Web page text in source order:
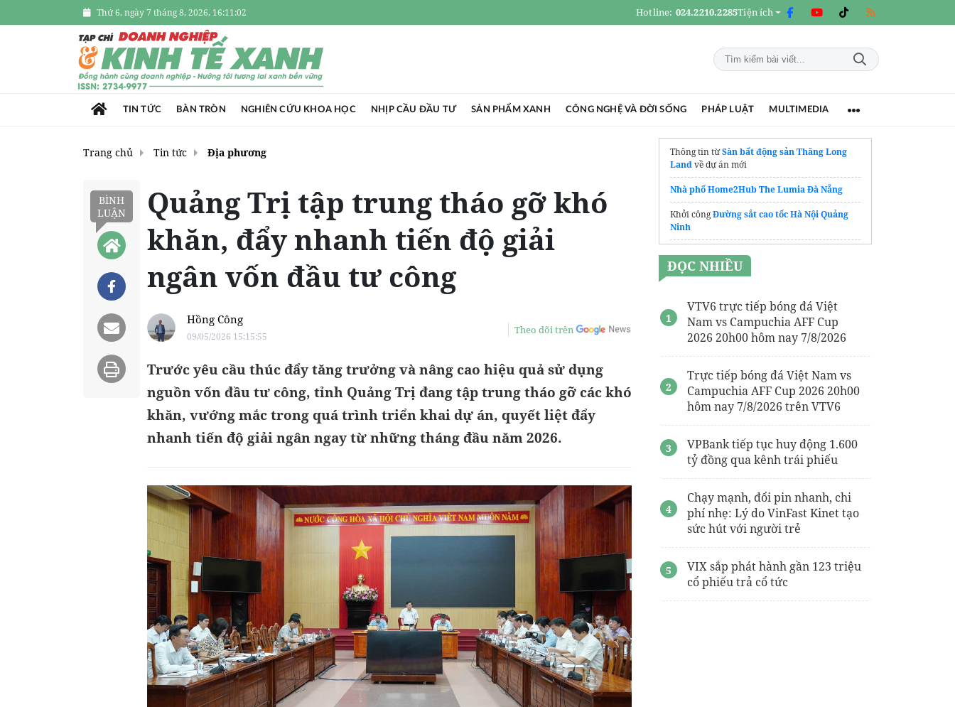
Thứ 6, ngày 7 tháng 8, 2026, 16:11:04 Hotline: 024.2210.2285Tiện ích
TIN TỨC BÀN TRÒN NGHIÊN CỨU KHOA HỌC NHỊP CẦU ĐẦU TƯ SẢN PHẨM XANH CÔNG NGHỆ VÀ ĐỜI SỐNG PHÁP LUẬT MULTIMEDIA
Trang chủ Tin tức Địa phương
BÌNH
LUẬN
Quảng Trị tập trung tháo gỡ khó
khăn, đẩy nhanh tiến độ giải
ngân vốn đầu tư công
Hồng Công
09/05/2026 15:15:55
Theo dõi trên
Trước yêu cầu thúc đẩy tăng trưởng và nâng cao hiệu quả sử dụng
nguồn vốn đầu tư công, tỉnh Quảng Trị đang tập trung tháo gỡ các khó
khăn, vướng mắc trong quá trình triển khai dự án, quyết liệt đẩy
nhanh tiến độ giải ngân ngay từ những tháng đầu năm 2026.
Thông tin từSàn bất động sản Thăng Long
Landvề dự án mới
Nhà phố Home2Hub The Lumia Đà Nẵng
Khởi côngĐường sắt cao tốc Hà Nội Quảng
Ninh
Địa Chỉ MuaCửa cuốn chống cháy Austdoor
Sàn Nhựa Tự Dán Có Bền Không
căn hộ xanh TODemerald river parkgiữa
ĐỌC NHIỀU
VTV6 trực tiếp bóng đá Việt
Nam vs Campuchia AFF Cup
2026 20h00 hôm nay 7/8/2026
Trực tiếp bóng đá Việt Nam vs
Campuchia AFF Cup 2026 20h00
hôm nay 7/8/2026 trên VTV6
VPBank tiếp tục huy động 1.600
tỷ đồng qua kênh trái phiếu
Chạy mạnh, đổi pin nhanh, chi
phí nhẹ: Lý do VinFast Kinet tạo
sức hút với người trẻ
VIX sắp phát hành gần 123 triệu
cổ phiếu trả cổ tức